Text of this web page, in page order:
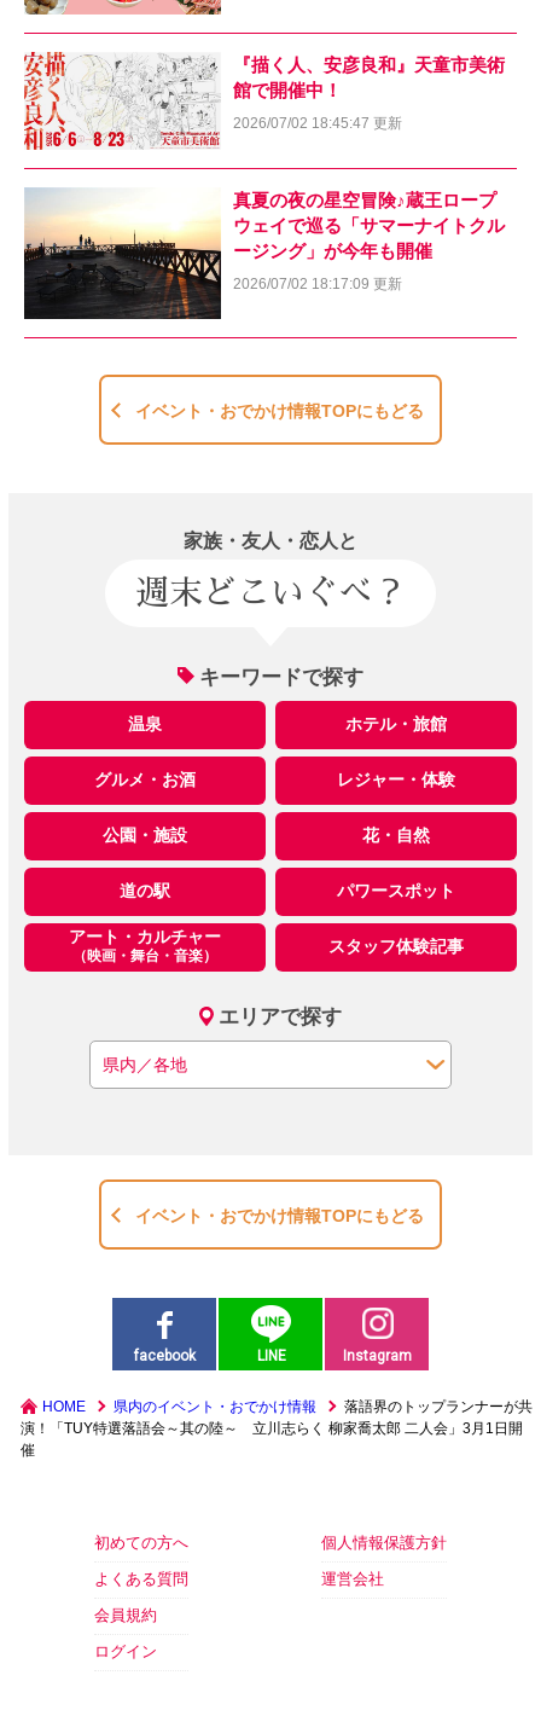
『描く人、安彦良和』天童市美術
館で開催中！
2026/07/02 18:45:47 更新
真夏の夜の星空冒険♪蔵王ロープ
ウェイで巡る「サマーナイトクル
ージング」が今年も開催
2026/07/02 18:17:09 更新
イベント・おでかけ情報TOPにもどる
家族・友人・恋人と
週末どこいぐべ？
キーワードで探す
温泉 ホテル・旅館
グルメ・お酒 レジャー・体験
公園・施設 花・自然
道の駅 パワースポット
アート・カルチャー
（映画・舞台・音楽） スタッフ体験記事
エリアで探す
イベント・おでかけ情報TOPにもどる
facebook LINE Instagram
HOME 県内のイベント・おでかけ情報
落語界のトップランナーが共
演！「TUY特選落語会～其の陸～ 立川志らく 柳家喬太郎 二人会」3月1日開
催
初めての方へ
よくある質問
会員規約
ログイン
個人情報保護方針
運営会社